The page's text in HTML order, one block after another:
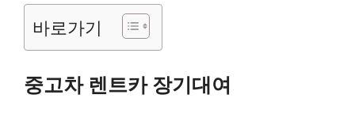
바로가기
중고차 렌트카 장기대여